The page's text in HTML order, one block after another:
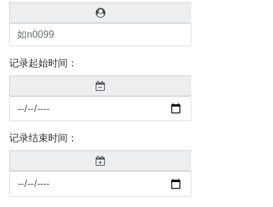
记录起始时间：
记录结束时间：